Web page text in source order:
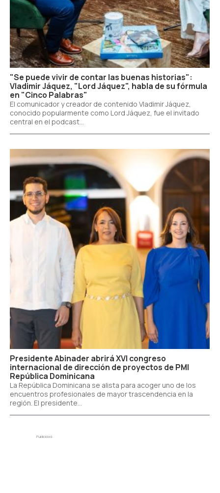
"Se puede vivir de contar las buenas historias":
Vladimir Jáquez, "Lord Jáquez", habla de su fórmula
en "Cinco Palabras"
El comunicador y creador de contenido Vladimir Jáquez,
conocido popularmente como Lord Jáquez, fue el invitado
central en el podcast...
Presidente Abinader abrirá XVI congreso
internacional de dirección de proyectos de PMI
República Dominicana
La República Dominicana se alista para acoger uno de los
encuentros profesionales de mayor trascendencia en la
región. El presidente...
Publicidad